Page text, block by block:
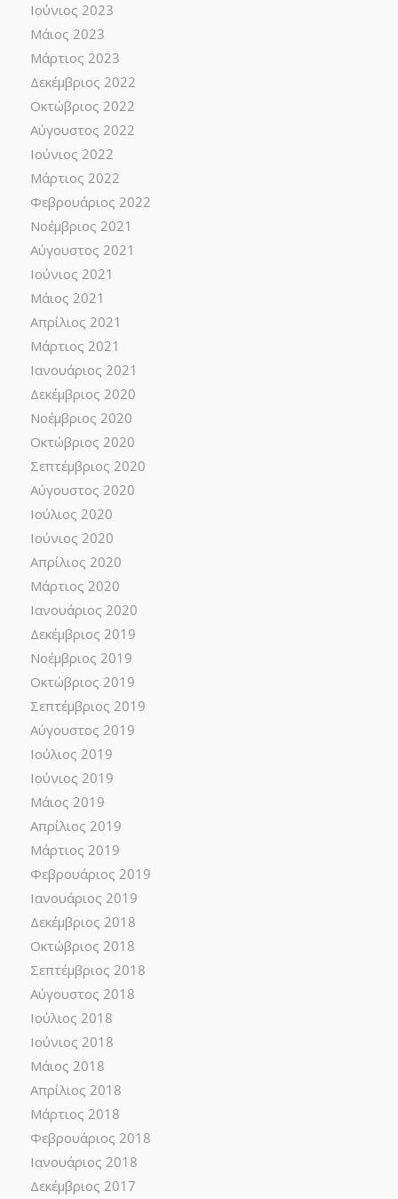
Ιούνιος 2023
Μάιος 2023
Μάρτιος 2023
Δεκέμβριος 2022
Οκτώβριος 2022
Αύγουστος 2022
Ιούνιος 2022
Μάρτιος 2022
Φεβρουάριος 2022
Νοέμβριος 2021
Αύγουστος 2021
Ιούνιος 2021
Μάιος 2021
Απρίλιος 2021
Μάρτιος 2021
Ιανουάριος 2021
Δεκέμβριος 2020
Νοέμβριος 2020
Οκτώβριος 2020
Σεπτέμβριος 2020
Αύγουστος 2020
Ιούλιος 2020
Ιούνιος 2020
Απρίλιος 2020
Μάρτιος 2020
Ιανουάριος 2020
Δεκέμβριος 2019
Νοέμβριος 2019
Οκτώβριος 2019
Σεπτέμβριος 2019
Αύγουστος 2019
Ιούλιος 2019
Ιούνιος 2019
Μάιος 2019
Απρίλιος 2019
Μάρτιος 2019
Φεβρουάριος 2019
Ιανουάριος 2019
Δεκέμβριος 2018
Οκτώβριος 2018
Σεπτέμβριος 2018
Αύγουστος 2018
Ιούλιος 2018
Ιούνιος 2018
Μάιος 2018
Απρίλιος 2018
Μάρτιος 2018
Φεβρουάριος 2018
Ιανουάριος 2018
Δεκέμβριος 2017